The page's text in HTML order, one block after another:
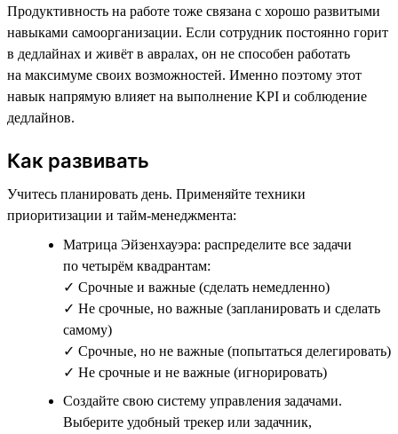
Продуктивность на работе тоже связана с хорошо развитыми
навыками самоорганизации. Если сотрудник постоянно горит
в дедлайнах и живёт в авралах, он не способен работать
на максимуме своих возможностей. Именно поэтому этот
навык напрямую влияет на выполнение KPI и соблюдение
дедлайнов.
Как развивать
Учитесь планировать день. Применяйте техники
приоритизации и тайм-менеджмента:
Матрица Эйзенхауэра: распределите все задачи
по четырём квадрантам:
✓ Срочные и важные (сделать немедленно)
✓ Не срочные, но важные (запланировать и сделать
самому)
✓ Срочные, но не важные (попытаться делегировать)
✓ Не срочные и не важные (игнорировать)
Создайте свою систему управления задачами.
Выберите удобный трекер или задачник,